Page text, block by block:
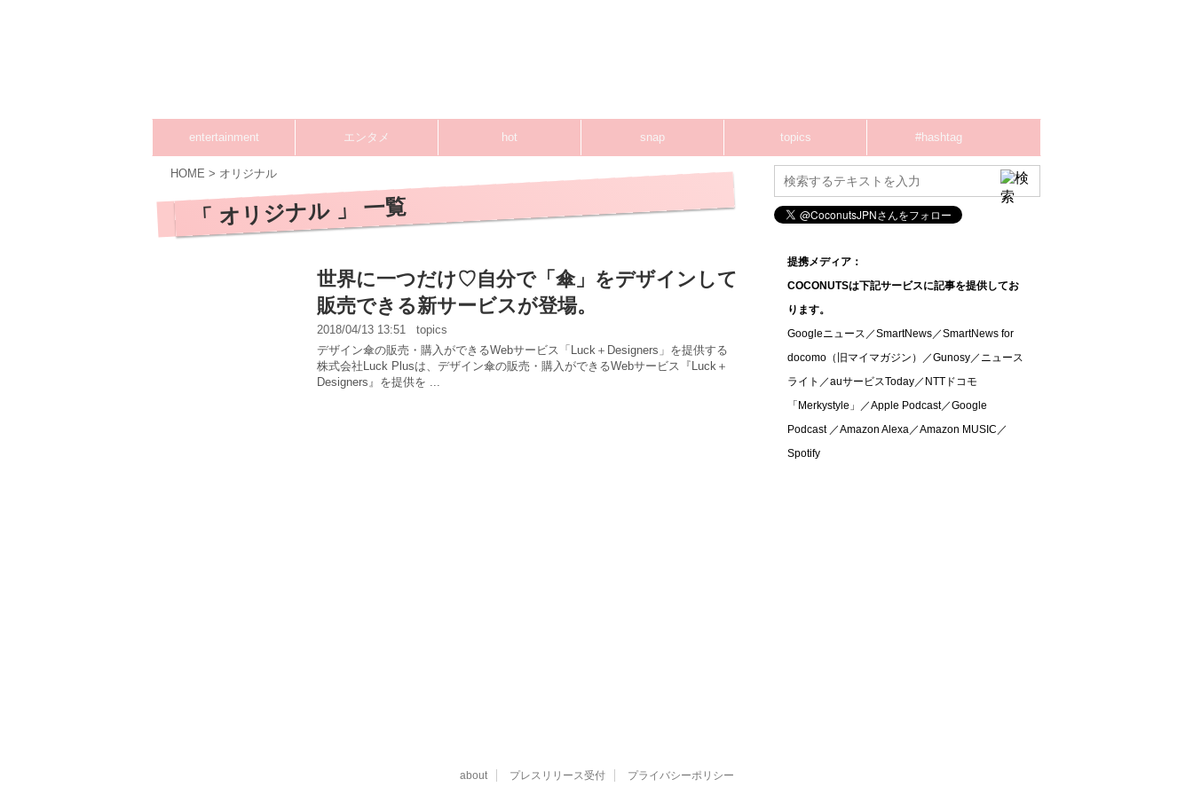
entertainment エンタメ hot snap topics #hashtag
HOME > オリジナル
「 オリジナル 」 一覧
世界に一つだけ♡自分で「傘」をデザインして
販売できる新サービスが登場。
2018/04/13 13:51
topics
デザイン傘の販売・購入ができるWebサービス「Luck＋Designers」を提供する
株式会社Luck Plusは、デザイン傘の販売・購入ができるWebサービス『Luck＋
Designers』を提供を ...
提携メディア：
COCONUTSは下記サービスに記事を提供してお
ります。
Googleニュース／SmartNews／SmartNews for
docomo（旧マイマガジン）／Gunosy／ニュース
ライト／auサービスToday／NTTドコモ
「Merkystyle」／Apple Podcast／Google
Podcast ／Amazon Alexa／Amazon MUSIC／
Spotify
about プレスリリース受付 プライバシーポリシー